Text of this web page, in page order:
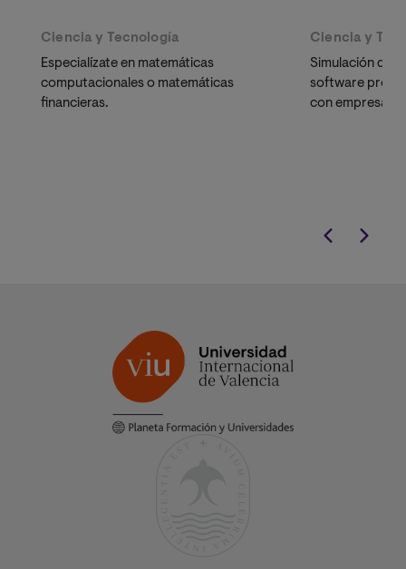
Ciencia y Tecnología
Especialízate en matemáticas
computacionales o matemáticas
financieras.
Ciencia y
Simulación de
software
con empresas